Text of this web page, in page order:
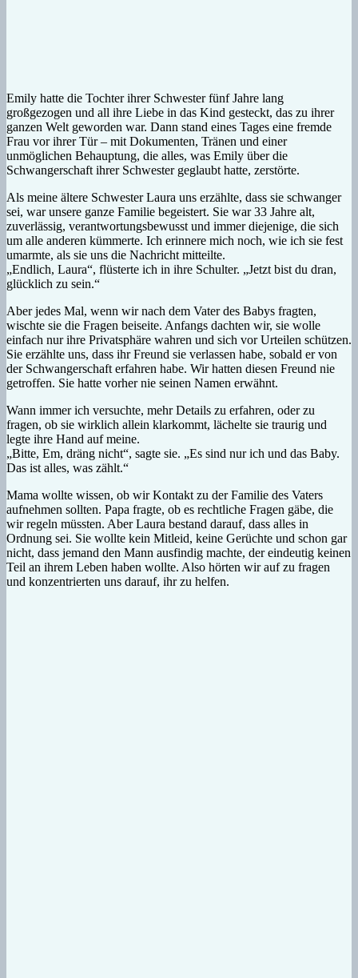
Emily hatte die Tochter ihrer Schwester fünf Jahre lang
großgezogen und all ihre Liebe in das Kind gesteckt, das zu ihrer
ganzen Welt geworden war. Dann stand eines Tages eine fremde
Frau vor ihrer Tür – mit Dokumenten, Tränen und einer
unmöglichen Behauptung, die alles, was Emily über die
Schwangerschaft ihrer Schwester geglaubt hatte, zerstörte.
Als meine ältere Schwester Laura uns erzählte, dass sie schwanger
sei, war unsere ganze Familie begeistert. Sie war 33 Jahre alt,
zuverlässig, verantwortungsbewusst und immer diejenige, die sich
um alle anderen kümmerte. Ich erinnere mich noch, wie ich sie fest
umarmte, als sie uns die Nachricht mitteilte.
„Endlich, Laura“, flüsterte ich in ihre Schulter. „Jetzt bist du dran,
glücklich zu sein.“
Aber jedes Mal, wenn wir nach dem Vater des Babys fragten,
wischte sie die Fragen beiseite. Anfangs dachten wir, sie wolle
einfach nur ihre Privatsphäre wahren und sich vor Urteilen schützen.
Sie erzählte uns, dass ihr Freund sie verlassen habe, sobald er von
der Schwangerschaft erfahren habe. Wir hatten diesen Freund nie
getroffen. Sie hatte vorher nie seinen Namen erwähnt.
Wann immer ich versuchte, mehr Details zu erfahren, oder zu
fragen, ob sie wirklich allein klarkommt, lächelte sie traurig und
legte ihre Hand auf meine.
„Bitte, Em, dräng nicht“, sagte sie. „Es sind nur ich und das Baby.
Das ist alles, was zählt.“
Mama wollte wissen, ob wir Kontakt zu der Familie des Vaters
aufnehmen sollten. Papa fragte, ob es rechtliche Fragen gäbe, die
wir regeln müssten. Aber Laura bestand darauf, dass alles in
Ordnung sei. Sie wollte kein Mitleid, keine Gerüchte und schon gar
nicht, dass jemand den Mann ausfindig machte, der eindeutig keinen
Teil an ihrem Leben haben wollte. Also hörten wir auf zu fragen
und konzentrierten uns darauf, ihr zu helfen.